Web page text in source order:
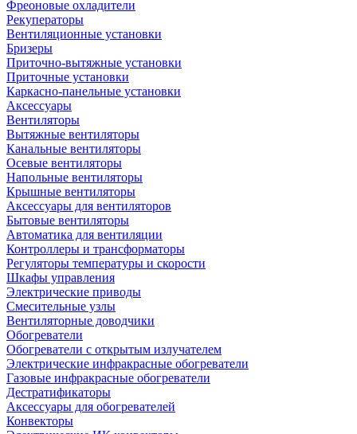
Фреоновые охладители
Рекуператоры
Вентиляционные установки
Бризеры
Приточно-вытяжные установки
Приточные установки
Каркасно-панельные установки
Аксессуары
Вентиляторы
Вытяжные вентиляторы
Канальные вентиляторы
Осевые вентиляторы
Напольные вентиляторы
Крышные вентиляторы
Аксессуары для вентиляторов
Бытовые вентиляторы
Автоматика для вентиляции
Контроллеры и трансформаторы
Регуляторы температуры и скорости
Шкафы управления
Электрические приводы
Смесительные узлы
Вентиляторные доводчики
Обогреватели
Обогреватели с открытым излучателем
Электрические инфракрасные обогреватели
Газовые инфракрасные обогреватели
Дестратификаторы
Аксессуары для обогревателей
Конвекторы